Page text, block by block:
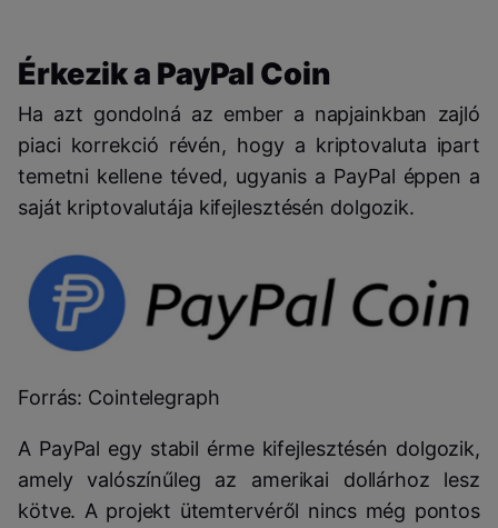
Érkezik a PayPal Coin
Ha azt gondolná az ember a napjainkban zajló
piaci korrekció révén, hogy a kriptovaluta ipart
temetni kellene téved, ugyanis a PayPal éppen a
saját kriptovalutája kifejlesztésén dolgozik.
Forrás: Cointelegraph
A PayPal egy stabil érme kifejlesztésén dolgozik,
amely valószínűleg az amerikai dollárhoz lesz
kötve. A projekt ütemtervéről nincs még pontos